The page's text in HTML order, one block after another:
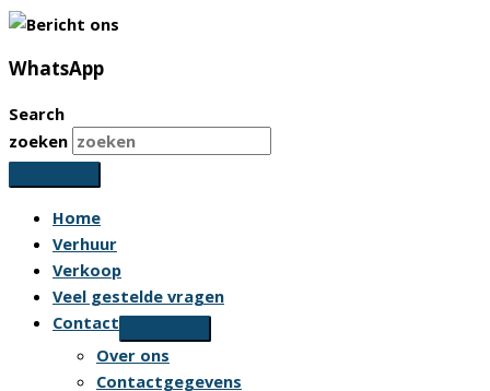
WhatsApp
Search
zoeken
Home
Verhuur
Verkoop
Veel gestelde vragen
Contact
Over ons
Contactgegevens